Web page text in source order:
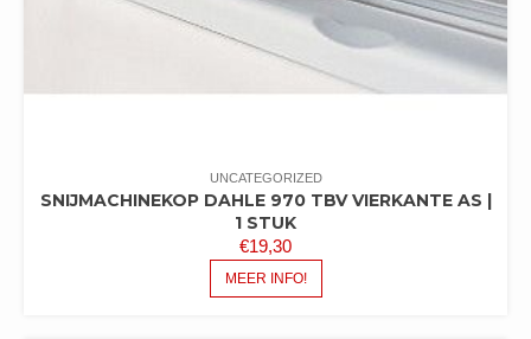
UNCATEGORIZED
SNIJMACHINEKOP DAHLE 970 TBV VIERKANTE AS |
1 STUK
€19,30
MEER INFO!